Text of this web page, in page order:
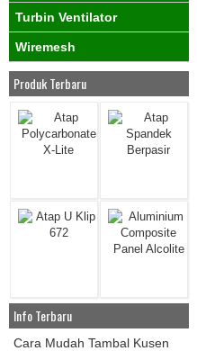
Turbin Ventilator
Wiremesh
Produk Terbaru
Info Terbaru
Cara Mudah Tambal Kusen